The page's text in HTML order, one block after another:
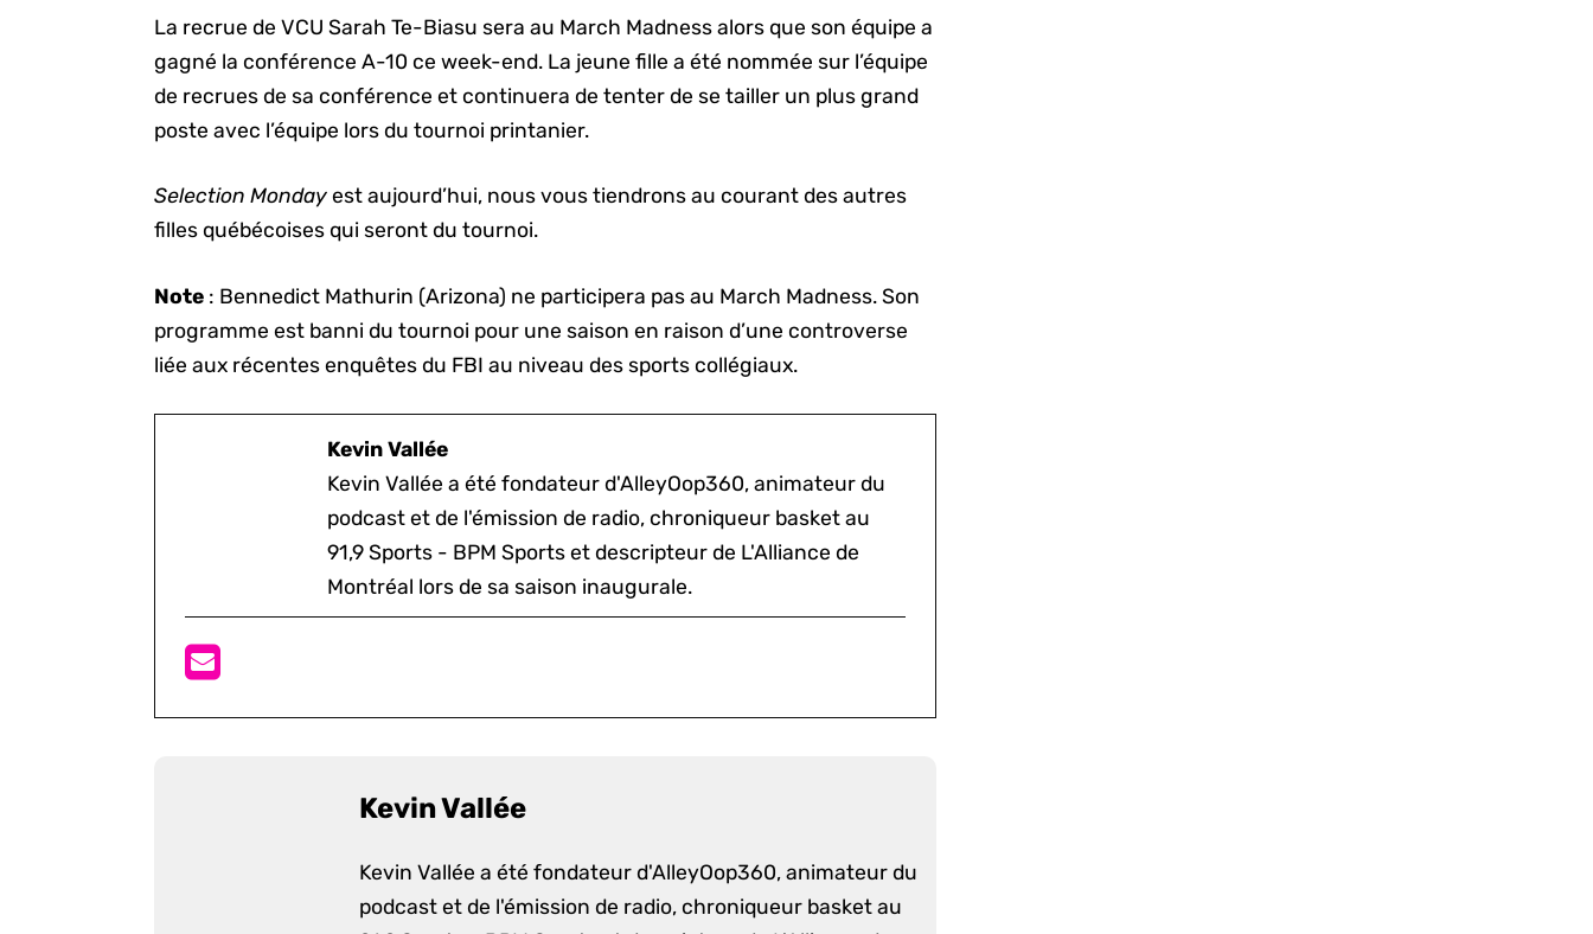
La recrue de VCU Sarah Te-Biasu sera au March Madness alors que son équipe a
gagné la conférence A-10 ce week-end. La jeune fille a été nommée sur l’équipe
de recrues de sa conférence et continuera de tenter de se tailler un plus grand
poste avec l’équipe lors du tournoi printanier.
Selection Monday est aujourd’hui, nous vous tiendrons au courant des autres
filles québécoises qui seront du tournoi.
Note : Bennedict Mathurin (Arizona) ne participera pas au March Madness. Son
programme est banni du tournoi pour une saison en raison d’une controverse
liée aux récentes enquêtes du FBI au niveau des sports collégiaux.
Kevin Vallée
Kevin Vallée a été fondateur d'AlleyOop360, animateur du
podcast et de l'émission de radio, chroniqueur basket au
91,9 Sports - BPM Sports et descripteur de L'Alliance de
Montréal lors de sa saison inaugurale.
Kevin Vallée
Kevin Vallée a été fondateur d'AlleyOop360, animateur du
podcast et de l'émission de radio, chroniqueur basket au